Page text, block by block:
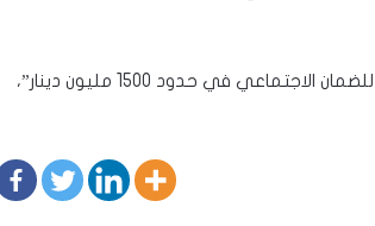
وقال توفيق كاترو “الديون التي على مستوى الصندوق الوطني للضمان الاجتماعي في حدود 1500 مليون دينار”،